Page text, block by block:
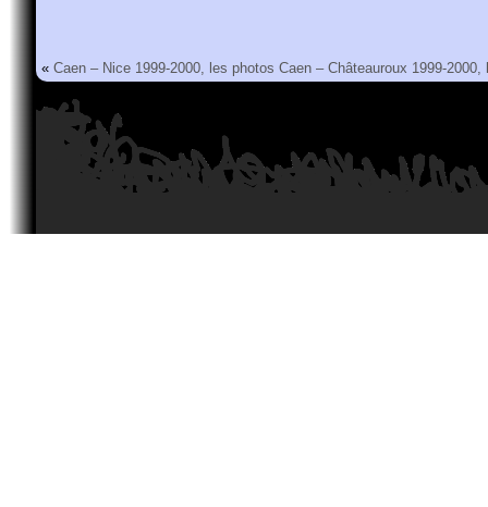
« Caen – Nice 1999-2000, les photos Caen – Châteauroux 1999-2000,